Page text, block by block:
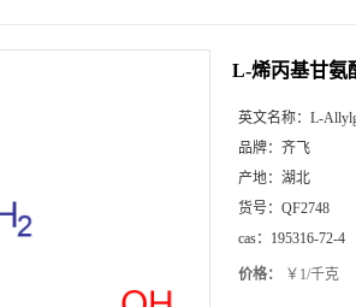
L-烯丙基甘氨
英文名称： L-
品牌： 齐飞
产地： 湖北
货号： QF2748
cas： 195316-72-4
价格： ￥1/千克